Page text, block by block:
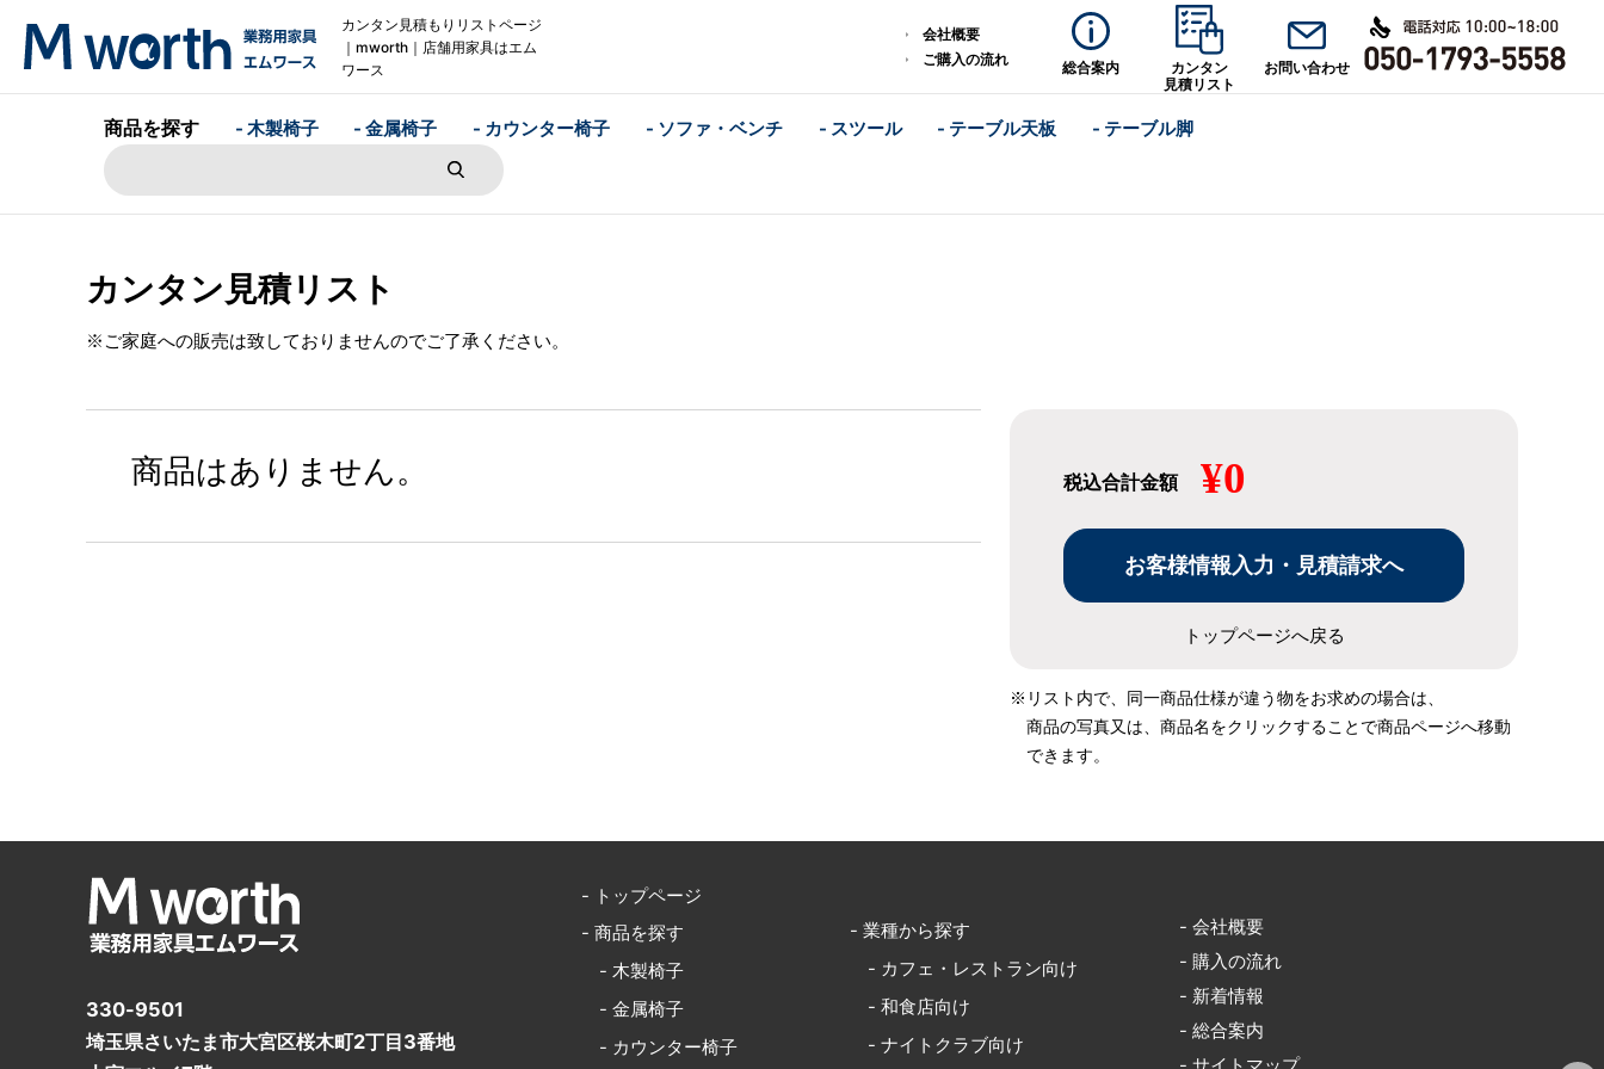
カンタン見積もりリストページ
｜mworth｜店舗用家具はエム
ワース
会社概要
ご購入の流れ
総合案内
カンタン
見積リスト
お問い合わせ
商品を探す - 木製椅子 - 金属椅子 - カウンター椅子 - ソファ・ベンチ - スツール - テーブル天板 - テーブル脚
カンタン見積リスト
※ご家庭への販売は致しておりませんのでご了承ください。
商品はありません。 税込合計金額 ¥0
トップページへ戻る
※リスト内で、同一商品仕様が違う物をお求めの場合は、
商品の写真又は、商品名をクリックすることで商品ページへ移動
できます。
330-9501
埼玉県さいたま市大宮区桜木町2丁目3番地
- トップページ
- 商品を探す
- 木製椅子
- 金属椅子
- カウンター椅子
- 業種から探す
- カフェ・レストラン向け
- 和食店向け
- ナイトクラブ向け
- 会社概要
- 購入の流れ
- 新着情報
- 総合案内